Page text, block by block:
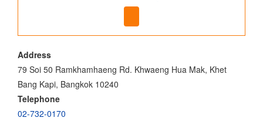
Address
79 Soi 50 Ramkhamhaeng Rd. Khwaeng Hua Mak, Khet
Bang Kapi, Bangkok 10240
Telephone
02-732-0170